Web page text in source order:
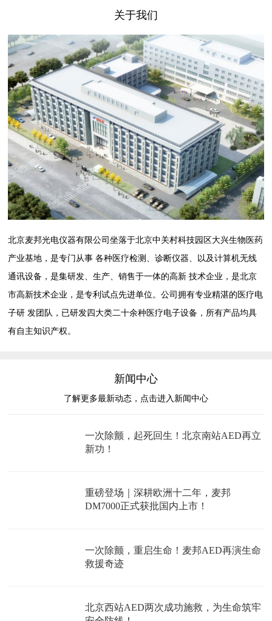
关于我们
北京麦邦光电仪器有限公司坐落于北京中关村科技园区大兴生物医药
产业基地，是专门从事 各种医疗检测、诊断仪器、以及计算机无线
通讯设备，是集研发、生产、销售于一体的高新 技术企业，是北京
市高新技术企业，是专利试点先进单位。公司拥有专业精湛的医疗电
子研 发团队，已研发四大类二十余种医疗电子设备，所有产品均具
有自主知识产权。
新闻中心
了解更多最新动态，点击进入新闻中心
一次除颤，起死回生！北京南站AED再立
新功！
重磅登场｜深耕欧洲十二年，麦邦
DM7000正式获批国内上市！
一次除颤，重启生命！麦邦AED再演生命
救援奇迹
北京西站AED两次成功施救，为生命筑牢